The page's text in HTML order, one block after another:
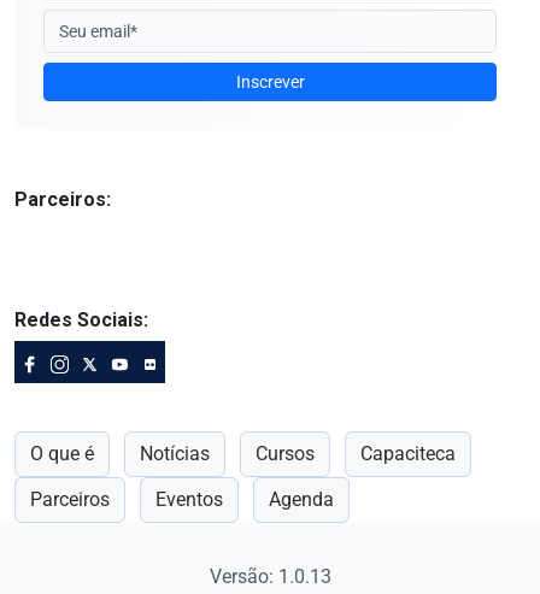
Inscrever
Parceiros:
Redes Sociais:
O que é Notícias Cursos
Capaciteca
Parceiros
Eventos Agenda
Versão: 1.0.13